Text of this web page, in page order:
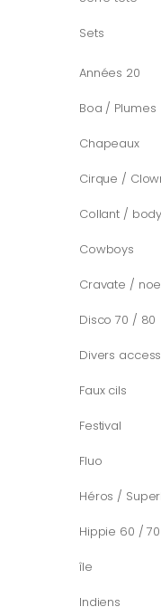
Sets
Années 20
Boa / Plumes
Chapeaux
Cirque /
Collant /
Cowboys
Cravate /
Disco 70 / 80
Divers
Faux cils
Festival
Fluo
Héros /
Hippie 60 / 70
île
Indiens